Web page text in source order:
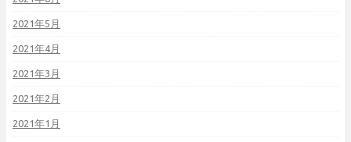
2021年5月
2021年4月
2021年3月
2021年2月
2021年1月